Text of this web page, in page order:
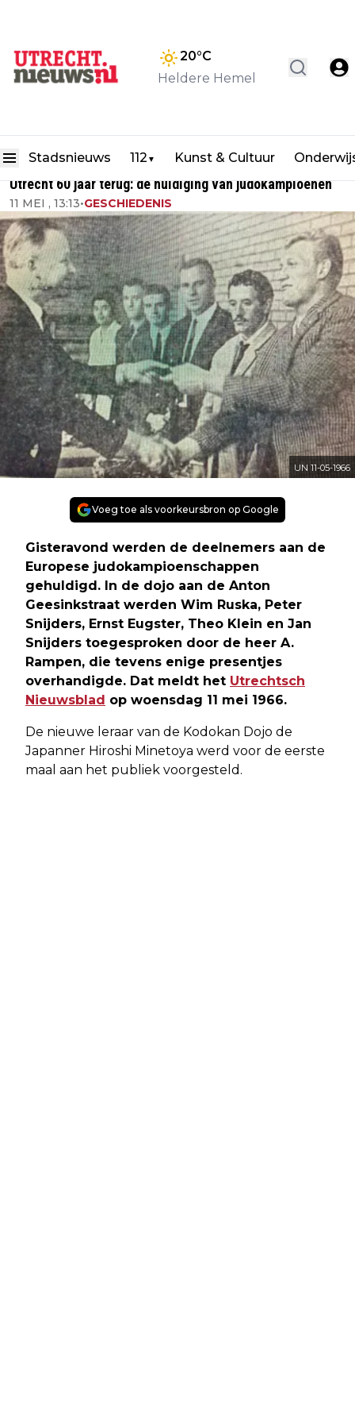
20°C
Heldere Hemel
Stadsnieuws 112 ▼ Kunst & Cultuur
Utrecht 60 jaar terug: de huldiging van judokampioenen
11 MEI , 13:13•GESCHIEDENIS
UN 11-05-1966
Voeg toe als voorkeursbron op Google
Gisteravond werden de deelnemers aan de
Europese judokampioenschappen
gehuldigd. In de dojo aan de Anton
Geesinkstraat werden Wim Ruska, Peter
Snijders, Ernst Eugster, Theo Klein en Jan
Snijders toegesproken door de heer A.
Rampen, die tevens enige presentjes
overhandigde. Dat meldt het Utrechtsch
Nieuwsblad op woensdag 11 mei 1966.
De nieuwe leraar van de Kodokan Dojo de
Japanner Hiroshi Minetoya werd voor de eerste
maal aan het publiek voorgesteld.